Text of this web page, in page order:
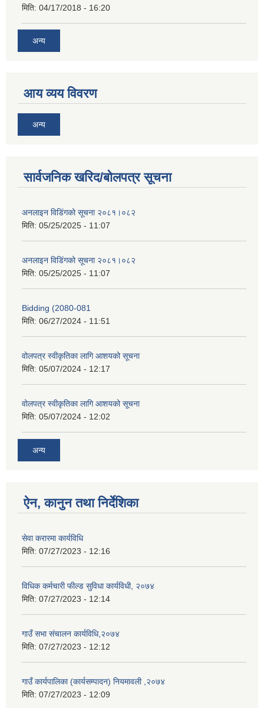
मिति: 04/17/2018 - 16:20
अन्य
आय व्यय विवरण
अन्य
सार्वजनिक खरिद/बोलपत्र सूचना
अनलाइन विडि‌ं‍गको सूचना २०८१।०८२
मिति: 05/25/2025 - 11:07
अनलाइन विडि‌ं‍गको सूचना २०८१।०८२
मिति: 05/25/2025 - 11:07
Bidding (2080-081
मिति: 06/27/2024 - 11:51
वोलपत्र स्वीकृतिका लागि आशयको सूचना
मिति: 05/07/2024 - 12:17
वोलपत्र स्वीकृतिका लागि आशयको सूचना
मिति: 05/07/2024 - 12:02
अन्य
ऐन, कानुन तथा निर्देशिका
सेवा करारमा कार्यविधि
मिति: 07/27/2023 - 12:16
विधिक कर्मचारी फील्ड सुविधा कार्यविधी, २०७४
मिति: 07/27/2023 - 12:14
गाउँ सभा संचालन कार्यविधि,२०७४
मिति: 07/27/2023 - 12:12
गाउँ कार्यपालिका (कार्यसम्पादन) नियमावली ,२०७४
मिति: 07/27/2023 - 12:09